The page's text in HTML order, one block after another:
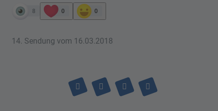
8 0 0
14. Sendung vom 16.03.2018